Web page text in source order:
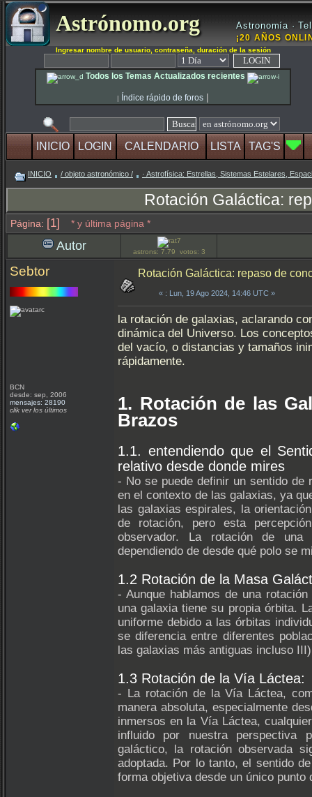
Astrónomo.org Astronomía ·
¡20 AÑOS
Ingresar nombre de usuario, contraseña, duración de la sesión
Todos los Temas Actualizados recientes
| Índice rápido de foros |
INICIO LOGIN CALENDARIO LISTA TAG'S
INICIO / objeto astronómico / · Astrofísica: Estrellas, Sistemas Estelares,
Rotación Galáctica:
Página: [1] * y última página *
Autor astrons: 7.79 votos: 3
Sebtor
BCN
desde: sep, 2006
mensajes: 28190
clik ver los últimos
Rotación Galáctica: repaso de
« : Lun, 19 Ago 2024, 14:46 UTC »
la rotación de galaxias, aclarando
dinámica del Universo. Los
del vacío, o distancias y tamaños
rápidamente.
1. Rotación de las
Brazos
1.1. entendiendo que el
relativo desde donde mires
- No se puede definir un sentido de
en el contexto de las galaxias, ya
las galaxias espirales, la
de rotación, pero esta
observador. La rotación de una
dependiendo de desde qué polo se
1.2 Rotación de la Masa
- Aunque hablamos de una
una galaxia tiene su propia órbita.
uniforme debido a las órbitas
se diferencia entre diferentes
las galaxias más antiguas incluso
1.3 Rotación de la Vía Láctea:
- La rotación de la Vía Láctea,
manera absoluta, especialmente
inmersos en la Vía Láctea,
influido por nuestra perspectiva
galáctico, la rotación observada
adoptada. Por lo tanto, el sentido
forma objetiva desde un único punto